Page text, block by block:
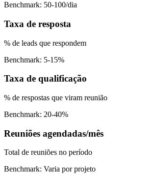
Benchmark: 50-100/dia
Taxa de resposta
% de leads que respondem
Benchmark: 5-15%
Taxa de qualificação
% de respostas que viram reunião
Benchmark: 20-40%
Reuniões agendadas/mês
Total de reuniões no período
Benchmark: Varia por projeto